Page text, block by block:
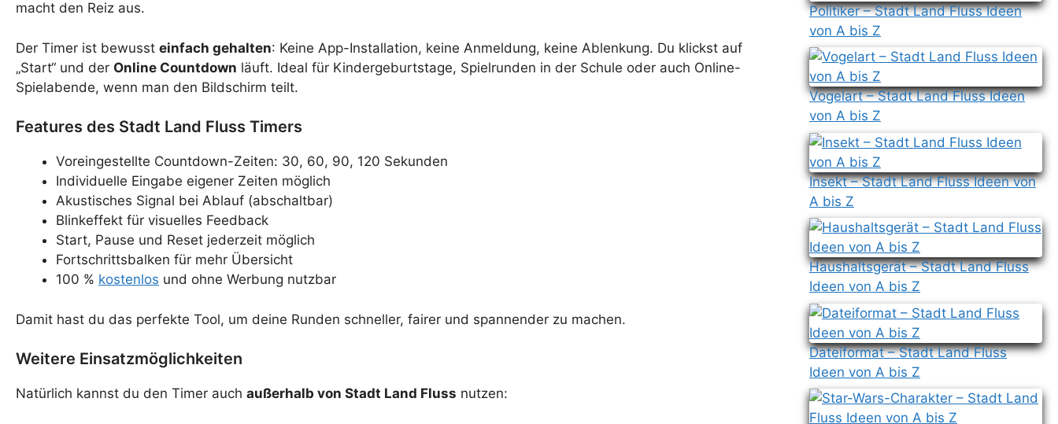
macht den Reiz aus.
Der Timer ist bewusst einfach gehalten: Keine App-Installation, keine Anmeldung, keine Ablenkung. Du klickst auf
„Start“ und der Online Countdown läuft. Ideal für Kindergeburtstage, Spielrunden in der Schule oder auch Online-
Spielabende, wenn man den Bildschirm teilt.
Features des Stadt Land Fluss Timers
Voreingestellte Countdown-Zeiten: 30, 60, 90, 120 Sekunden
Individuelle Eingabe eigener Zeiten möglich
Akustisches Signal bei Ablauf (abschaltbar)
Blinkeffekt für visuelles Feedback
Start, Pause und Reset jederzeit möglich
Fortschrittsbalken für mehr Übersicht
100 % kostenlos und ohne Werbung nutzbar
Damit hast du das perfekte Tool, um deine Runden schneller, fairer und spannender zu machen.
Weitere Einsatzmöglichkeiten
Natürlich kannst du den Timer auch außerhalb von Stadt Land Fluss nutzen:
Politiker – Stadt Land Fluss Ideen
von A bis Z
Vogelart – Stadt Land Fluss Ideen
von A bis Z
Insekt – Stadt Land Fluss Ideen von
A bis Z
Haushaltsgerät – Stadt Land Fluss
Ideen von A bis Z
Dateiformat – Stadt Land Fluss
Ideen von A bis Z